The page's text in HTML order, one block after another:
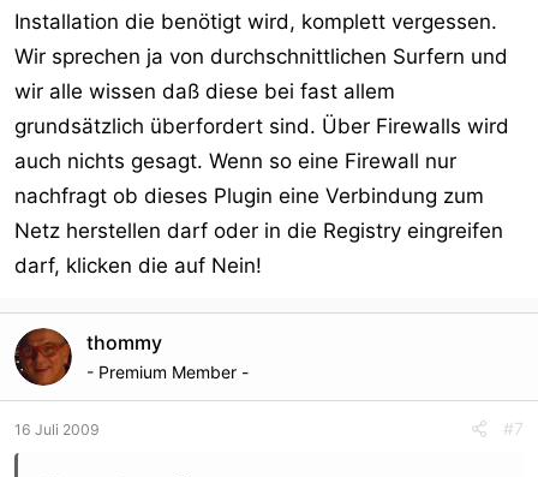
Installation die benötigt wird, komplett vergessen.
Wir sprechen ja von durchschnittlichen Surfern und
wir alle wissen daß diese bei fast allem
grundsätzlich überfordert sind. Über Firewalls wird
auch nichts gesagt. Wenn so eine Firewall nur
nachfragt ob dieses Plugin eine Verbindung zum
Netz herstellen darf oder in die Registry eingreifen
darf, klicken die auf Nein!
thommy
- Premium Member -
16 Juli 2009 #7